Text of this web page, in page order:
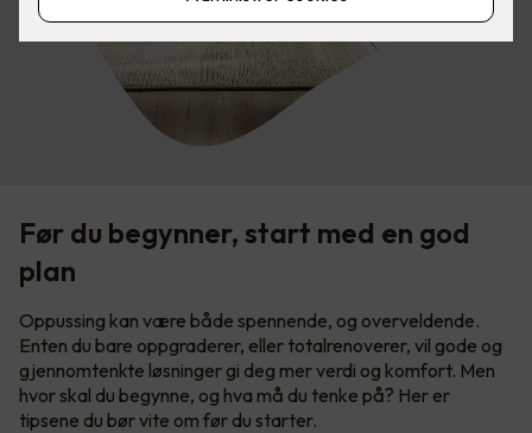
Før du begynner, start med en god
plan
Oppussing kan være både spennende, og overveldende.
Enten du bare oppgraderer, eller totalrenoverer, vil gode og
gjennomtenkte løsninger gi deg mer verdi og komfort. Men
hvor skal du begynne, og hva må du tenke på? Her er
tipsene du bør vite om før du starter.